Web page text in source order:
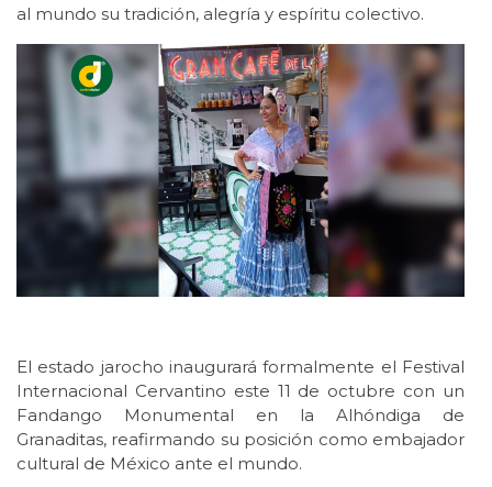
al mundo su tradición, alegría y espíritu colectivo.
El estado jarocho inaugurará formalmente el Festival
Internacional Cervantino este 11 de octubre con un
Fandango Monumental en la Alhóndiga de
Granaditas, reafirmando su posición como embajador
cultural de México ante el mundo.